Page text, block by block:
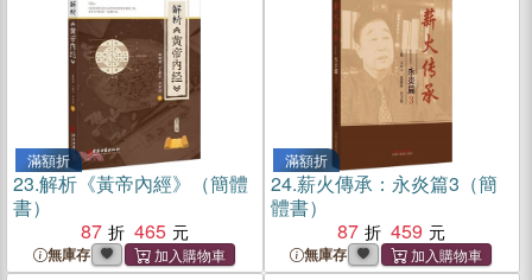
滿額折
23.解析《黃帝內經》（簡體
書）
87
465
無庫存
滿額折
24.薪火傳承：永炎篇3（簡
體書）
87
459
無庫存